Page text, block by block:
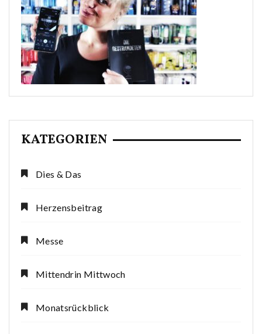
KATEGORIEN
Dies & Das
Herzensbeitrag
Messe
Mittendrin Mittwoch
Monatsrückblick